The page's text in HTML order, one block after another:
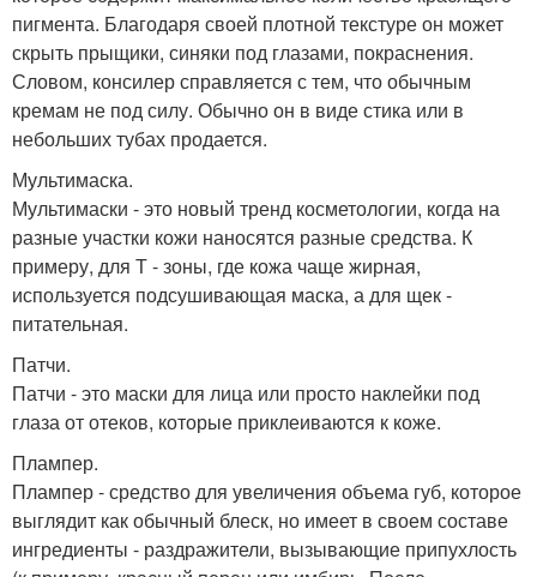
пигмента. Благодаря своей плотной текстуре он может
скрыть прыщики, синяки под глазами, покраснения.
Словом, консилер справляется с тем, что обычным
кремам не под силу. Обычно он в виде стика или в
небольших тубах продается.
Мультимаска.
Мультимаски - это новый тренд косметологии, когда на
разные участки кожи наносятся разные средства. К
примеру, для Т - зоны, где кожа чаще жирная,
используется подсушивающая маска, а для щек -
питательная.
Патчи.
Патчи - это маски для лица или просто наклейки под
глаза от отеков, которые приклеиваются к коже.
Плампер.
Плампер - средство для увеличения объема губ, которое
выглядит как обычный блеск, но имеет в своем составе
ингредиенты - раздражители, вызывающие припухлость